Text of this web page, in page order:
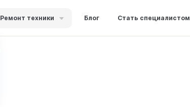
Ремонт техники Блог Стать специалистом